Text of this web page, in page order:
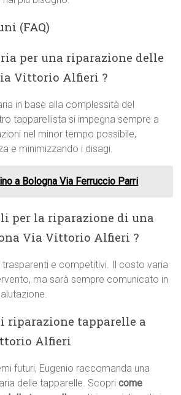
(FAQ)
per una riparazione delle
Vittorio Alfieri ?
in base alla complessità del
tapparellista si impegna sempre a
nel minor tempo possibile,
e minimizzando i disagi.
a Bologna Via Ferruccio Parri
per la riparazione di una
Via Vittorio Alfieri ?
trasparenti e competitivi. Il costo varia
ma sarà sempre comunicato in
riparazione tapparelle a
Alfieri
futuri, Eugenio raccomanda una
delle tapparelle. Scopricome